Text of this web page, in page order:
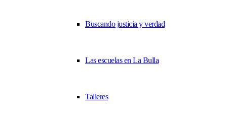
Buscando justicia y verdad
Las escuelas en La Bulla
Talleres